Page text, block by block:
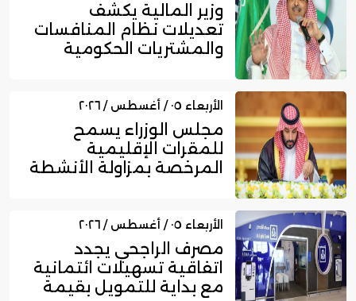
وزير المالية يكشف
تعديلات نظام المنافسات
والمشتريات الحكومية
الأربعاء ٠٥ / أغسطس / ٢٠٢٦
مجلس الوزراء يسمح
للمقرات الإقليمية
المرخصة بمزاولة الأنشطة
الأربعاء ٠٥ / أغسطس / ٢٠٢٦
مصرف الراجحي يجدد
اتفاقية تسهيلات ائتمانية
مع بداية للتمويل بقيمة